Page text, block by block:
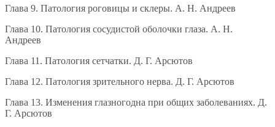
Глава 9. Патология роговицы и склеры. А. Н. Андреев
Глава 10. Патология сосудистой оболочки глаза. А. Н.
Андреев
Глава 11. Патология сетчатки. Д. Г. Арсютов
Глава 12. Патология зрительного нерва. Д. Г. Арсютов
Глава 13. Изменения глазногодна при общих заболеваниях. Д.
Г. Арсютов